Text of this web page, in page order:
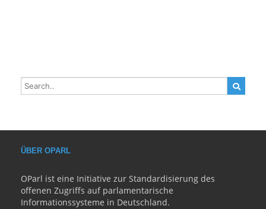
ÜBER OPARL
OParl ist eine Initiative zur Standardisierung des
offenen Zugriffs auf parlamentarische
Informationssysteme in Deutschland.